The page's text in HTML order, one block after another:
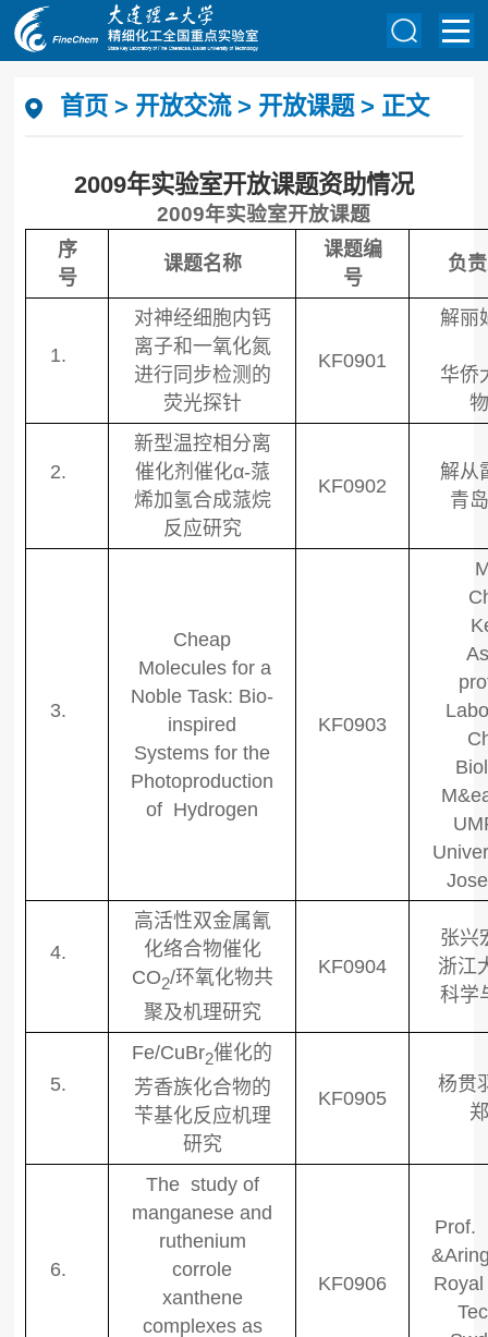
首页 > 开放交流> 开放课题> 正文
2009年实验室开放课题资助情况
2009年实验室开放课题
序
号
课题名称
课题编
号
负
1.
对神经细胞内钙
离子和一氧化氮
进行同步检测的
荧光探针
KF0901
解丽
华侨
2.
新型温控相分离
催化剂催化α-蒎
烯加氢合成蒎烷
反应研究
KF0902
解从
青
3.
Cheap
Molecules for a
Noble Task: Bio-
inspired
Systems for the
Photoproduction
of Hydrogen
KF0903
4.
高活性双金属氰
化络合物催化
CO2/环氧化物共
聚及机理研究
KF0904
张兴
浙江
科学
5.
Fe/CuBr2催化的
芳香族化合物的
苄基化反应机理
研究
KF0905
杨贯
6.
The study of
manganese and
ruthenium
corrole
xanthene
complexes as
KF0906
Prof.